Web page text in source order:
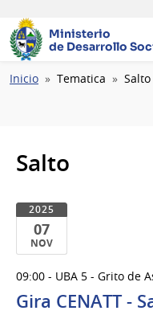
Ministerio
de Desarrollo
Ruta
Inicio Tematica Salto
Salto
2025
07
NOV
de
Nov
09:00 - UBA 5 - Grito de
Gira CENATT -